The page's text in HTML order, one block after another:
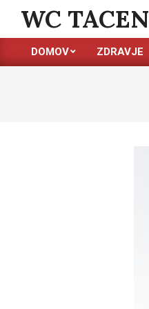
content
WC TACEN
Primary
DOMOV ZDRAVJE